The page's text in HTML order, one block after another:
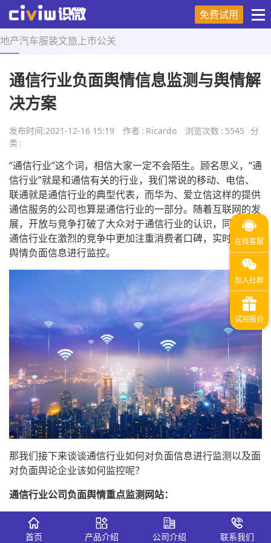
免费试用
地产汽车服装文旅 上市公关
首页 > 营销技巧 > 正文
通信行业负面舆情信息监测与舆情解
决方案
发布时间:2021-12-16 15:19 作者 : Ricardo 浏览次数 : 5545
分
类 :
“通信行业”这个词，相信大家一定不会陌生。顾名思义，“通
信行业”就是和通信有关的行业，我们常说的移动、电信、
联通就是通信行业的典型代表，而华为、爱立信这样的提供
通信服务的公司也算是通信行业的一部分。随着互联网的发
展，开放与竞争打破了大众对于通信行业的认识，同时也让
通信行业在激烈的竞争中更加注重消费者口碑，实时对企业
舆情负面信息进行监控。
那我们接下来谈谈通信行业如何对负面信息进行监测以及面
对负面舆论企业该如何监控呢？
通信行业公司负面舆情重点监测网站：
（1）新浪科技、腾讯科技等门户网站科技频道及论坛、社
交媒体客；
首页 产品介绍 公司介绍 联系我们